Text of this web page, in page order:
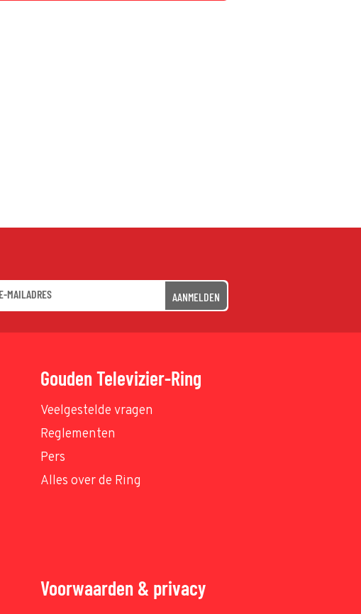
AANMELDEN
Gouden Televizier-Ring
Veelgestelde vragen
Reglementen
Pers
Alles over de Ring
Voorwaarden & privacy